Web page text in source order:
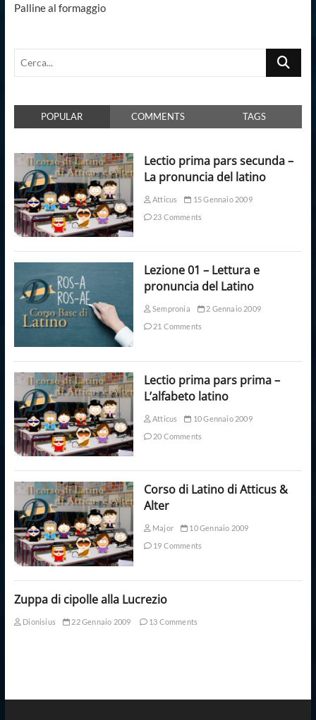
Palline al formaggio
Cerca...
POPULAR COMMENTS TAGS
Lectio prima pars secunda –
La pronuncia del latino
Atticus
15 Gennaio 2009
23 Comments
Lezione 01 – Lettura e
pronuncia del Latino
Sempronia
2 Gennaio 2009
21 Comments
Lectio prima pars prima –
L’alfabeto latino
Atticus
10 Gennaio 2009
20 Comments
Corso di Latino di Atticus &
Alter
Major
10 Gennaio 2009
19 Comments
Zuppa di cipolle alla Lucrezio
Dionisius 22 Gennaio 2009 13 Comments